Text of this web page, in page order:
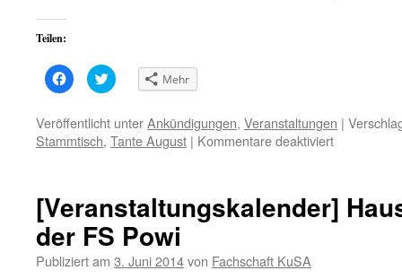
Teilen:
Klick,
um
zu
teilen
(Wird
in
Klick,
um
zu
teilen
(Wird
in
Mehr
Veröffentlicht unterAnkündigungen, Veranstaltungen |
Stammtisch, Tante August | Kommentare deaktiviertfür
Tante
[Veranstaltungskalender]
der FS Powi
Publiziert am 3. Juni 2014von Fachschaft KuSA